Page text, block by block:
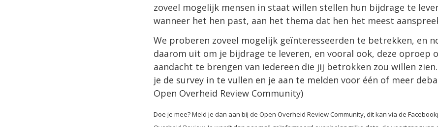
zoveel mogelijk mensen in staat willen stellen hun bijdrage te
wanneer het hen past, aan het thema dat hen het meest
We proberen zoveel mogelijk geïnteresseerden te betrekken, en
daarom uit om je bijdrage te leveren, en vooral ook, deze oproep
aandacht te brengen van iedereen die jij betrokken zou willen
je de survey in te vullen en je aan te melden voor één of meer
Open Overheid Review Community)
Doe je mee? Meld je dan aan bij de Open Overheid Review Community, dit kan via de